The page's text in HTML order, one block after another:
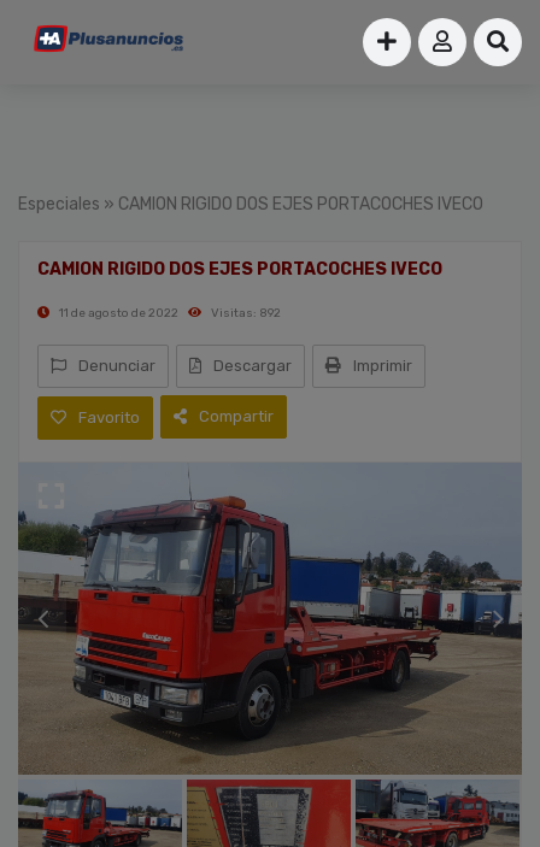
Especiales » CAMION RIGIDO DOS EJES PORTACOCHES IVECO
CAMION RIGIDO DOS EJES PORTACOCHES IVECO
11 de agosto de 2022 Visitas: 892
Denunciar Descargar Imprimir
Favorito Compartir